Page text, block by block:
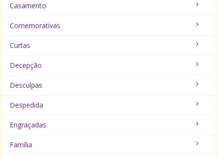
Casamento
Comemorativas
Curtas
Decepção
Desculpas
Despedida
Engraçadas
Família